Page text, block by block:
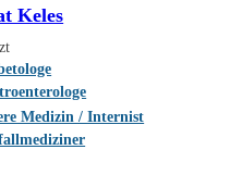
Keles
Medizin / Internist